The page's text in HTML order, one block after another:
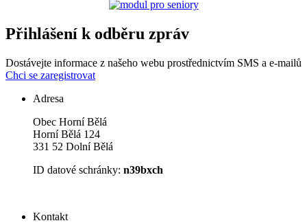
Přihlášení k odběru zpráv
Dostávejte informace z našeho webu prostřednictvím SMS a e-mailů
Chci se zaregistrovat
Adresa
Obec Horní Bělá
Horní Bělá 124
331 52 Dolní Bělá
ID datové schránky: n39bxch
Kontakt